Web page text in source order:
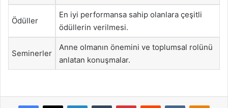
Ödüller
En iyi performansa sahip olanlara çeşitli
ödüllerin verilmesi.
Seminerler
Anne olmanın önemini ve toplumsal rolünü
anlatan konuşmalar.
Facebook
X LinkedInTumblr PinterestReddit VKontakte